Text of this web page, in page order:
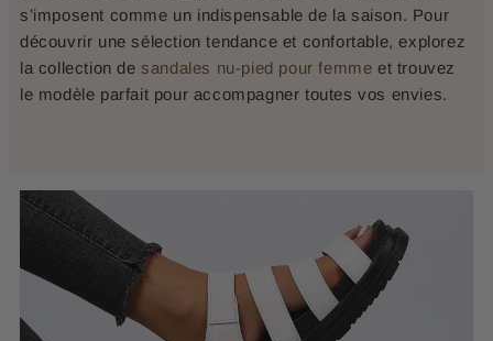
s’imposent comme un indispensable de la saison. Pour
découvrir une sélection tendance et confortable, explorez
la collection desandales nu-pied pour femme et trouvez
le modèle parfait pour accompagner toutes vos envies.